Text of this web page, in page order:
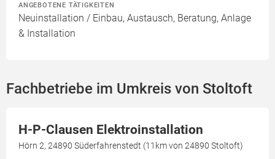
ANGEBOTENE TÄTIGKEITEN
Neuinstallation / Einbau, Austausch, Beratung, Anlage
& Installation
Fachbetriebe im Umkreis von Stoltoft
H-P-Clausen Elektroinstallation
Hörn 2, 24890 Süderfahrenstedt (11km von 24890 Stoltoft)